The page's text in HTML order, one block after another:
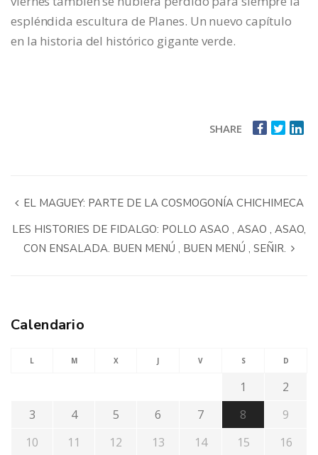
espléndida escultura de Planes. Un nuevo capítulo
en la historia del histórico gigante verde.
SHARE
EL MAGUEY: PARTE DE LA COSMOGONÍA CHICHIMECA
LES HISTORIES DE FIDALGO: POLLO ASAO , ASAO , ASAO,
CON ENSALADA. BUEN MENÚ , BUEN MENÚ , SEÑIR.
Calendario
L M X J V S D
1
2
3
4 5 6 7 8
9
10
11 12 13 14 15
16